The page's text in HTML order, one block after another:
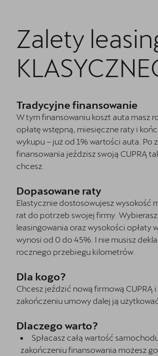
Zalety
Tradycyjne finansowanie
W tym finansowaniu koszt auta masz
opłatę wstępną, miesięczne raty i
wykupu – już od 1% wartości auta. Po
finansowania jeździsz swoją CUPRĄ
chcesz.
Dopasowane raty
Elastycznie dostosowujesz wysokość
rat do potrzeb swojej firmy. Wybierasz
leasingowania oraz wysokości opłaty
wynosi od 0 do 45%. I nie musisz
rocznego przebiegu kilometrów.
Dla kogo?
Chcesz jeździć nową firmową CUPRĄ
zakończeniu umowy dalej ją
Dlaczego warto?
Spłacasz całą wartość
zakończeniu finansowania możesz